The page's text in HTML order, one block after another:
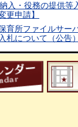
入・役務の提供等
更申請】
育所ファイルサー
札について（公告）